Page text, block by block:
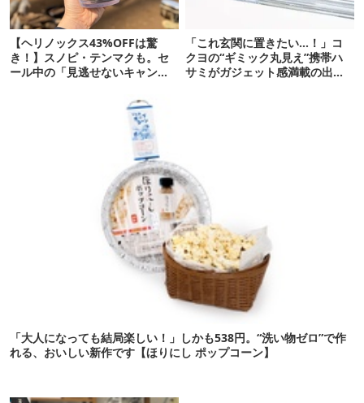
【ヘリノックス43%OFFは驚
き！】スノピ・テンマクも。セ
ール中の「見逃せないキャンプ
「これ玄関に置きたい…！」コ
クヨの“ギミック丸見え”携帯ハ
サミがガジェット感満載の出来
「大人になっても結局楽しい！」しかも538円。“洗い物ゼロ”で作
れる、おいしい新作です【ほりにし ポップコーン】